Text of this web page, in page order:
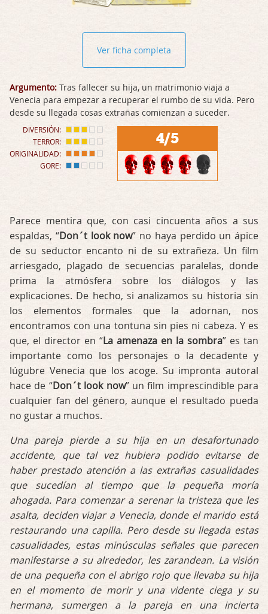
Ver ficha completa
Argumento: Tras fallecer su hija, un matrimonio viaja a
Venecia para empezar a recuperar el rumbo de su vida. Pero
desde su llegada cosas extrañas comienzan a suceder.
DIVERSIÓN:
TERROR:
ORIGINALIDAD:
GORE:
4/5
Parece mentira que, con casi cincuenta años a sus
espaldas, “Don´t look now” no haya perdido un ápice
de su seductor encanto ni de su extrañeza. Un film
arriesgado, plagado de secuencias paralelas, donde
prima la atmósfera sobre los diálogos y las
explicaciones. De hecho, si analizamos su historia sin
los elementos formales que la adornan, nos
encontramos con una tontuna sin pies ni cabeza. Y es
que, el director en “La amenaza en la sombra” es tan
importante como los personajes o la decadente y
lúgubre Venecia que los acoge. Su impronta autoral
hace de “Don´t look now” un film imprescindible para
cualquier fan del género, aunque el resultado pueda
no gustar a muchos.
Una pareja pierde a su hija en un desafortunado
accidente, que tal vez hubiera podido evitarse de
haber prestado atención a las extrañas casualidades
que sucedían al tiempo que la pequeña moría
ahogada. Para comenzar a serenar la tristeza que les
asalta, deciden viajar a Venecia, donde el marido está
restaurando una capilla. Pero desde su llegada estas
casualidades, estas minúsculas señales que parecen
manifestarse a su alrededor, les zarandean. La visión
de una pequeña con el abrigo rojo que llevaba su hija
en el momento de morir y una vidente ciega y su
hermana, sumergen a la pareja en una incierta